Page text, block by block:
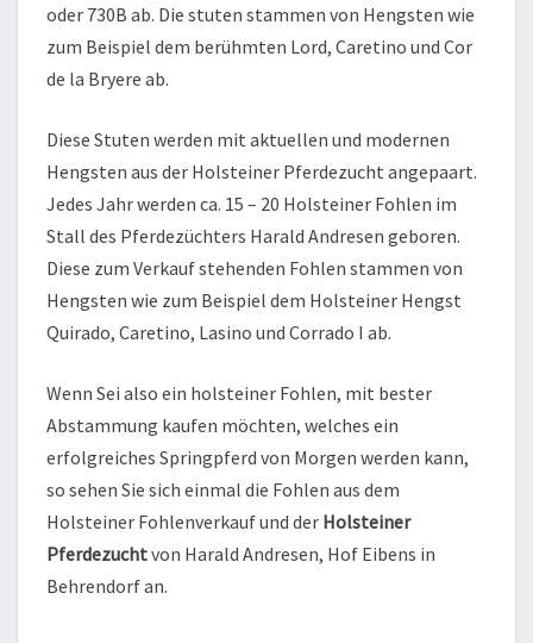
oder 730B ab. Die stuten stammen von Hengsten wie
zum Beispiel dem berühmten Lord, Caretino und Cor
de la Bryere ab.
Diese Stuten werden mit aktuellen und modernen
Hengsten aus der Holsteiner Pferdezucht angepaart.
Jedes Jahr werden ca. 15 – 20 Holsteiner Fohlen im
Stall des Pferdezüchters Harald Andresen geboren.
Diese zum Verkauf stehenden Fohlen stammen von
Hengsten wie zum Beispiel dem Holsteiner Hengst
Quirado, Caretino, Lasino und Corrado I ab.
Wenn Sei also ein holsteiner Fohlen, mit bester
Abstammung kaufen möchten, welches ein
erfolgreiches Springpferd von Morgen werden kann,
so sehen Sie sich einmal die Fohlen aus dem
Holsteiner Fohlenverkauf und der Holsteiner
Pferdezuchtvon Harald Andresen, Hof Eibens in
Behrendorf an.